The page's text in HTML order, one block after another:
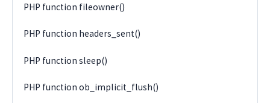
PHP function fileowner()
PHP function headers_sent()
PHP function sleep()
PHP function ob_implicit_flush()